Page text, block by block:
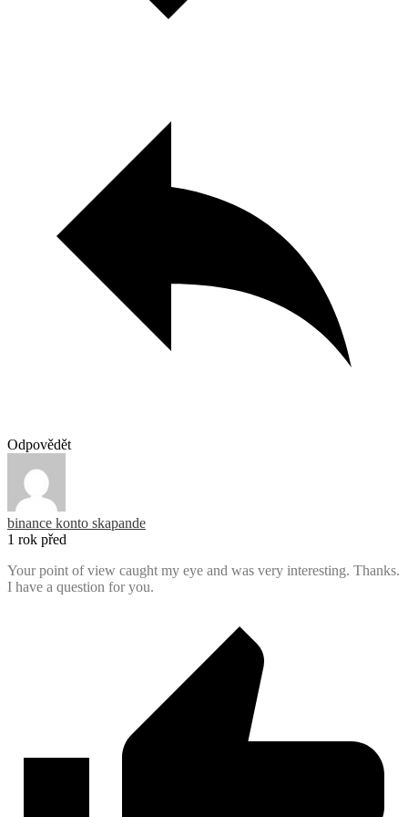
Odpovědět
binance konto skapande
1 rok před
Your point of view caught my eye and was very interesting. Thanks.
I have a question for you.